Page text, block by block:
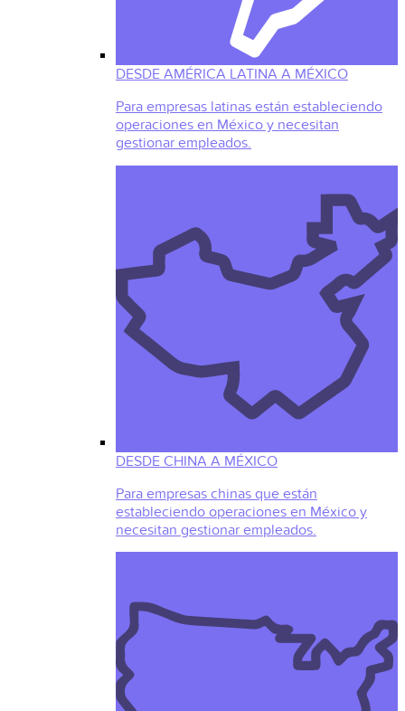
DESDE AMÉRICA LATINA A MÉXICO
Para empresas latinas están estableciendo
operaciones en México y necesitan
gestionar empleados.
DESDE CHINA A MÉXICO
Para empresas chinas que están
estableciendo operaciones en México y
necesitan gestionar empleados.